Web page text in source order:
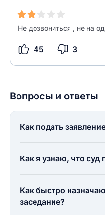
Не дозвониться , не на
45 3
Вопросы и ответы
Как подать
Как я узнаю, что суд
Как быстро
заседание?